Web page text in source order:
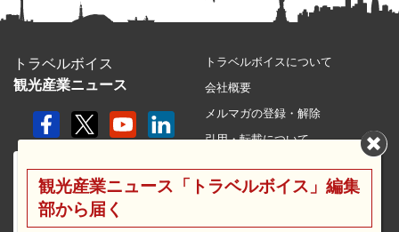
トラベルボイス
観光産業ニュース
トラベルボイスについて
会社概要
メルマガの登録・解除
引用・転載について
利用規約
観光産業ニュース「トラベルボイス」編集
部から届く